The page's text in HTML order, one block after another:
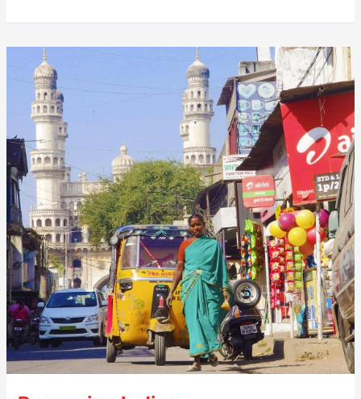
indische
Kurzgeschichten:
Interpreter
of
Maladies,
von
Jhumpa
Lahiri
(1999,
dt.
Titel
Melancholie
der
Ankunft)
–
8
Sterne